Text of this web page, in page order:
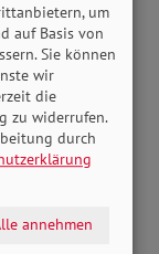
jährlichen,
um
auf Basis von
Sie können
wir
die
zu widerrufen.
durch
annehmen